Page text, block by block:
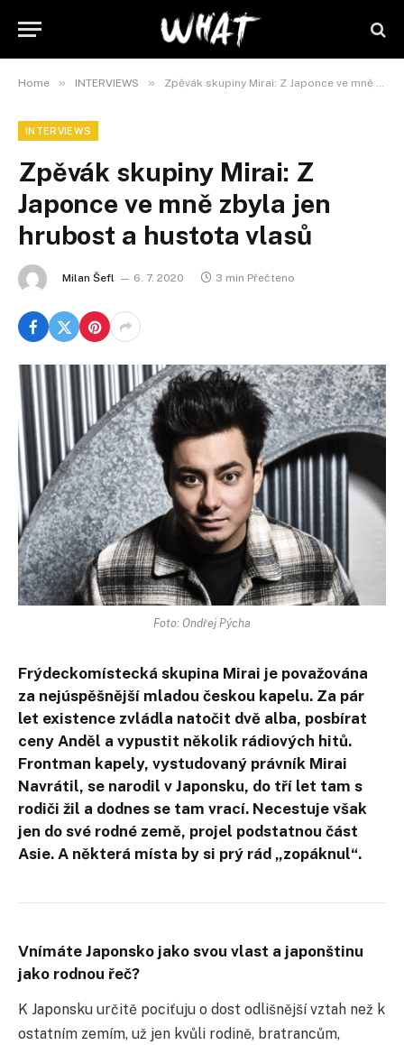
Home » INTERVIEWS » Zpěvák skupiny Mirai: Z Japonce ve mně zbyla jen hrubost a hustota vlasů
INTERVIEWS
Zpěvák skupiny Mirai: Z
Japonce ve mně zbyla jen
hrubost a hustota vlasů
Milan Šefl 6. 7. 2020 3 min Přečteno
Foto: Ondřej Pýcha
Frýdeckomístecká skupina Mirai je považována
za nejúspěšnější mladou českou kapelu. Za pár
let existence zvládla natočit dvě alba, posbírat
ceny Anděl a vypustit několik rádiových hitů.
Frontman kapely, vystudovaný právník Mirai
Navrátil, se narodil v Japonsku, do tří let tam s
rodiči žil a dodnes se tam vrací. Necestuje však
jen do své rodné země, projel podstatnou část
Asie. A některá místa by si prý rád „zopáknul“.
Vnímáte Japonsko jako svou vlast a japonštinu
jako rodnou řeč?
K Japonsku určitě pociťuju o dost odlišnější vztah než k
ostatním zemím, už jen kvůli rodině, bratrancům,